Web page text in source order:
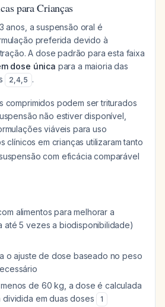
para Crianças
anos, a suspensão oral é
preferida devido à
A dose padrão para esta faixa
dose única para a maioria das
2,4,5 .
comprimidos podem ser triturados
não estiver disponível,
viáveis para uso
clínicos em crianças utilizaram tanto
com eficácia comparável
alimentos para melhorar a
até 5 vezes a biodisponibilidade)
o ajuste de dose baseado no peso
de 60 kg, a dose é calculada
dividida em duas doses
1